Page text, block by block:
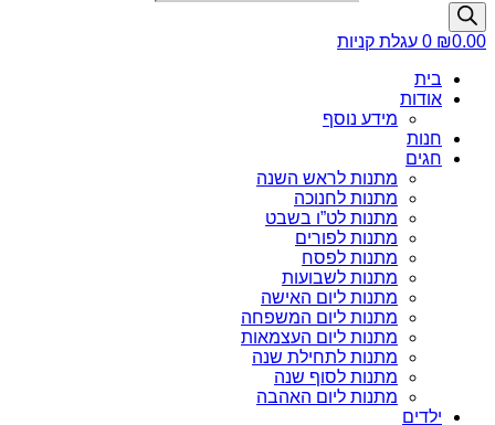
₪0.00
0 עגלת קניות
בית
אודות
מידע נוסף
חנות
חגים
מתנות לראש השנה
מתנות לחנוכה
מתנות לט”ו בשבט
מתנות לפורים
מתנות לפסח
מתנות לשבועות
מתנות ליום האישה
מתנות ליום המשפחה
מתנות ליום העצמאות
מתנות לתחילת שנה
מתנות לסוף שנה
מתנות ליום האהבה
ילדים